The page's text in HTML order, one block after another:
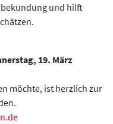
und hilft
19. März
möchte, ist herzlich zur